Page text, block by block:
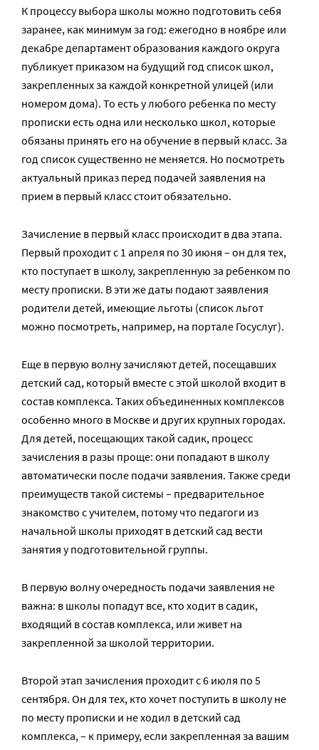
К процессу выбора школы можно подготовить себя
заранее, как минимум за год: ежегодно в ноябре или
декабре департамент образования каждого округа
публикует приказом на будущий год список школ,
закрепленных за каждой конкретной улицей (или
номером дома). То есть у любого ребенка по месту
прописки есть одна или несколько школ, которые
обязаны принять его на обучение в первый класс. За
год список существенно не меняется. Но посмотреть
актуальный приказ перед подачей заявления на
прием в первый класс стоит обязательно.
Зачисление в первый класс происходит в два этапа.
Первый проходит с 1 апреля по 30 июня – он для тех,
кто поступает в школу, закрепленную за ребенком по
месту прописки. В эти же даты подают заявления
родители детей, имеющие льготы (список льгот
можно посмотреть, например, на портале Госуслуг).
Еще в первую волну зачисляют детей, посещавших
детский сад, который вместе с этой школой входит в
состав комплекса. Таких объединенных комплексов
особенно много в Москве и других крупных городах.
Для детей, посещающих такой садик, процесс
зачисления в разы проще: они попадают в школу
автоматически после подачи заявления. Также среди
преимуществ такой системы – предварительное
знакомство с учителем, потому что педагоги из
начальной школы приходят в детский сад вести
занятия у подготовительной группы.
В первую волну очередность подачи заявления не
важна: в школы попадут все, кто ходит в садик,
входящий в состав комплекса, или живет на
закрепленной за школой территории.
Второй этап зачисления проходит с 6 июля по 5
сентября. Он для тех, кто хочет поступить в школу не
по месту прописки и не ходил в детский сад
комплекса, – к примеру, если закрепленная за вашим